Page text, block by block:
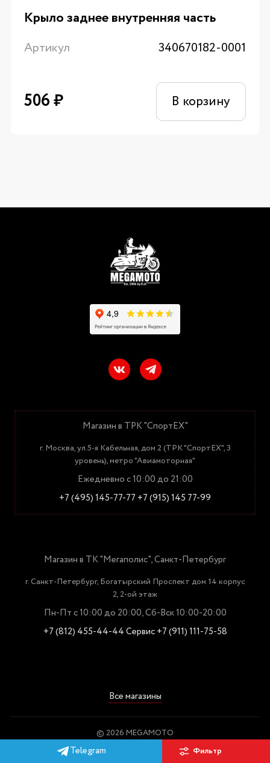
Крыло заднее внутренняя часть
Артикул 340670182-0001
506₽ В корзину
Магазин в ТРК "СпортЕХ"
г. Москва, ул.5-я Кабельная, дом 2 (ТРК "СпортЕХ", 3
уровень), метро "Авиамоторная"
Ежедневно с 10:00 до 21:00
+7 (495) 145-77-77 +7 (915) 145 77-99
Магазин в ТК "Мегаполис", Санкт-Петербург
г. Санкт-Петербург, Богатырский Проспект дом 14 корпус
2, 2-ой этаж
Пн-Пт с 10:00 до 20:00, Сб-Вск 10:00-20:00
+7 (812) 455-44-44Сервис +7 (911) 111-75-58
Все магазины
© 2026 MEGAMOTO
Пользовательское соглашение
Telegram Фильтр